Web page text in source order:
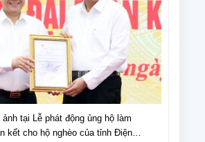
tại Lễ phát động ủng hộ làm
kết cho hộ nghèo của tỉnh Điện